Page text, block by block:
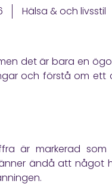
Hälsa & och livsstil
det är bara en
och förstå om ett
är markerad
ändå att något